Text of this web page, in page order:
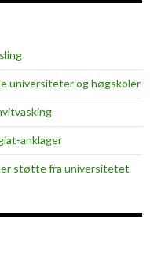
universiteter og høgskoler
anklager
støtte fra universitetet